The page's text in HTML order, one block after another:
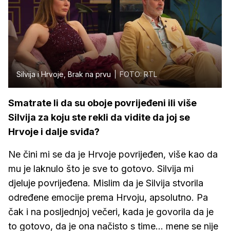
Silvija i Hrvoje, Brak na prvu FOTO: RTL
Smatrate li da su oboje povrijeđeni ili više
Silvija za koju ste rekli da vidite da joj se
Hrvoje i dalje sviđa?
Ne čini mi se da je Hrvoje povrijeđen, više kao da
mu je laknulo što je sve to gotovo. Silvija mi
djeluje povrijeđena. Mislim da je Silvija stvorila
određene emocije prema Hrvoju, apsolutno. Pa
čak i na posljednjoj večeri, kada je govorila da je
to gotovo, da je ona načisto s time... mene se nije